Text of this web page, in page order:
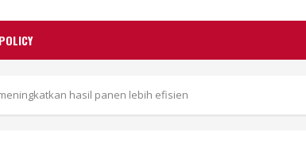
hasil panen lebih efisien